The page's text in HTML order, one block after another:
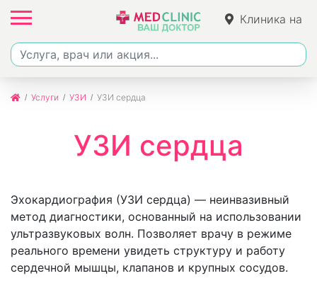
Клиника на
Джалиля
Услуги УЗИ УЗИ сердца
УЗИ сердца
Эхокардиография (УЗИ сердца) — неинвазивный
метод диагностики, основанный на использовании
ультразвуковых волн. Позволяет врачу в режиме
реального времени увидеть структуру и работу
сердечной мышцы, клапанов и крупных сосудов.